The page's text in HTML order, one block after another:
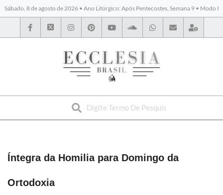
Sábado, 8 de agosto de 2026 • Ano Litúrgico: Após Pentecostes, Semana 9 • Modo I
BYBLOS
Íntegra da Homilia para Domingo da
Ortodoxia